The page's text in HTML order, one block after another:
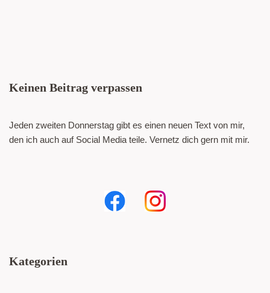
Keinen Beitrag verpassen
Jeden zweiten Donnerstag gibt es einen neuen Text von mir,
den ich auch auf Social Media teile. Vernetz dich gern mit mir.
Kategorien